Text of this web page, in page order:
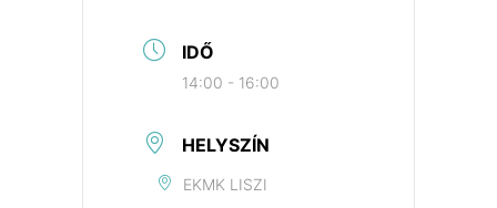
IDŐ
14:00 - 16:00
HELYSZÍN
EKMK LISZI